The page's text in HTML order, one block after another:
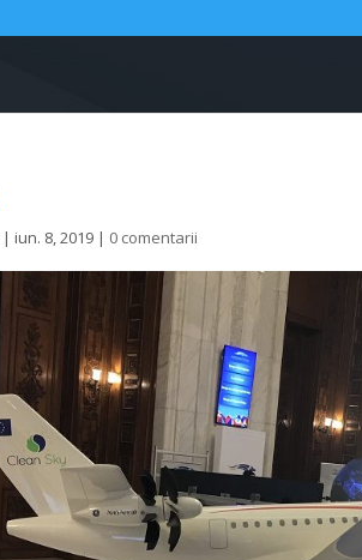
|iun. 8, 2019 | 0 comentarii